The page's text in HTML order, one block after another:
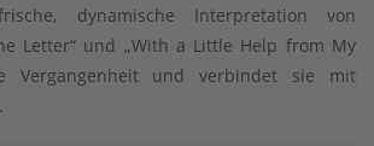
dynamische Interpretation von
Letter“ und „With a Little Help from My
Vergangenheit und verbindet sie mit